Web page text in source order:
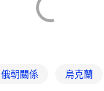
俄朝關係 烏克蘭